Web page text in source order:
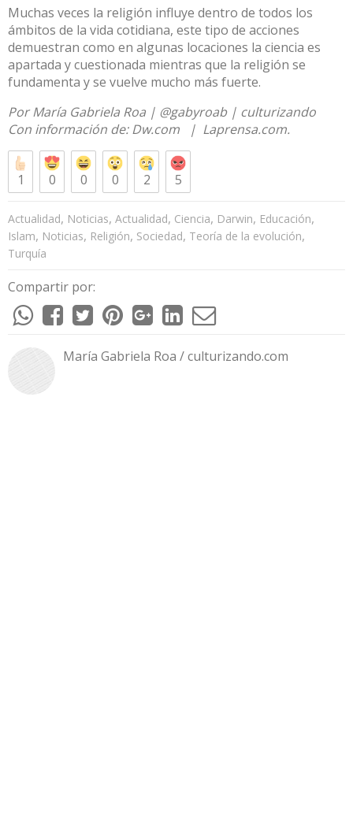
Muchas veces la religión influye dentro de todos los
ámbitos de la vida cotidiana, este tipo de acciones
demuestran como en algunas locaciones la ciencia es
apartada y cuestionada mientras que la religión se
fundamenta y se vuelve mucho más fuerte.
Por María Gabriela Roa | @gabyroab | culturizando
Con información de:Dw.com | Laprensa.com.
1 0 0 0 2 5
Actualidad, Noticias, Actualidad, Ciencia, Darwin, Educación,
Islam, Noticias, Religión, Sociedad, Teoría de la evolución,
Turquía
Compartir por:
María Gabriela Roa / culturizando.com